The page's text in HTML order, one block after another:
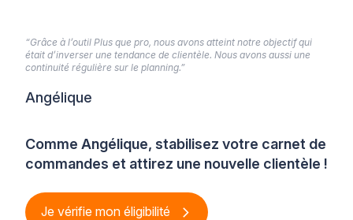
Comme Angélique, stabilisez votre carnet de
commandes et attirez une nouvelle clientèle !
Je vérifie mon éligibilité
“Grâce à l’outil Plus que pro, nous avons atteint notre objectif qui
était d’inverser une tendance de clientèle. Nous avons aussi une
continuité régulière sur le planning.”
Angélique